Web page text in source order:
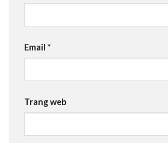
Email *
Trang web